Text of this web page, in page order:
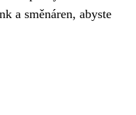
a směnáren, abyste